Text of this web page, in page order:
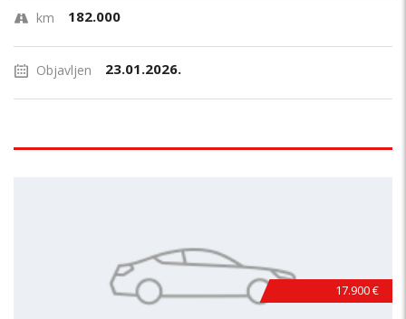
km 182.000
Objavljen 23.01.2026.
17.900 €